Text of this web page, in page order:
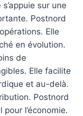
sur une
Postnord
Elle
en évolution.
de
Elle facilite
et au-delà.
Postnord
l’économie.